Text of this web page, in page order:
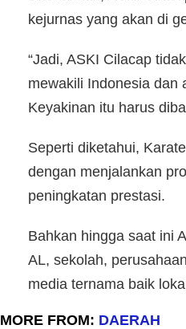
kejurnas yang akan di
“Jadi, ASKI Cilacap
mewakili Indonesia dan
Keyakinan itu harus
Seperti diketahui,
dengan menjalankan
peningkatan prestasi.
Bahkan hingga saat ini
AL, sekolah,
media ternama baik
MORE FROM: DAERAH